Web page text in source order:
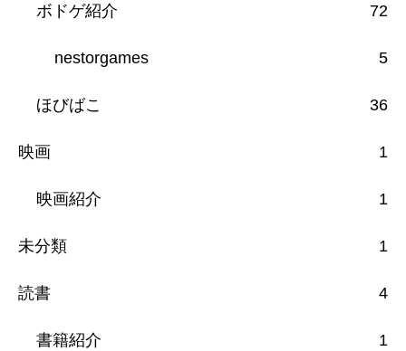
ボドゲ紹介 72
nestorgames 5
ほびばこ 36
映画 1
映画紹介 1
未分類 1
読書 4
書籍紹介 1